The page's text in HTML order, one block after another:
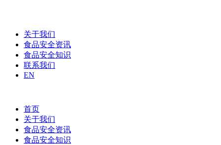
关于我们
食品安全资讯
食品安全知识
联系我们
EN
首页
关于我们
食品安全资讯
食品安全知识